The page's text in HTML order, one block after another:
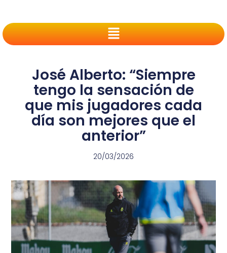
José Alberto: “Siempre
tengo la sensación de
que mis jugadores cada
día son mejores que el
anterior”
20/03/2026